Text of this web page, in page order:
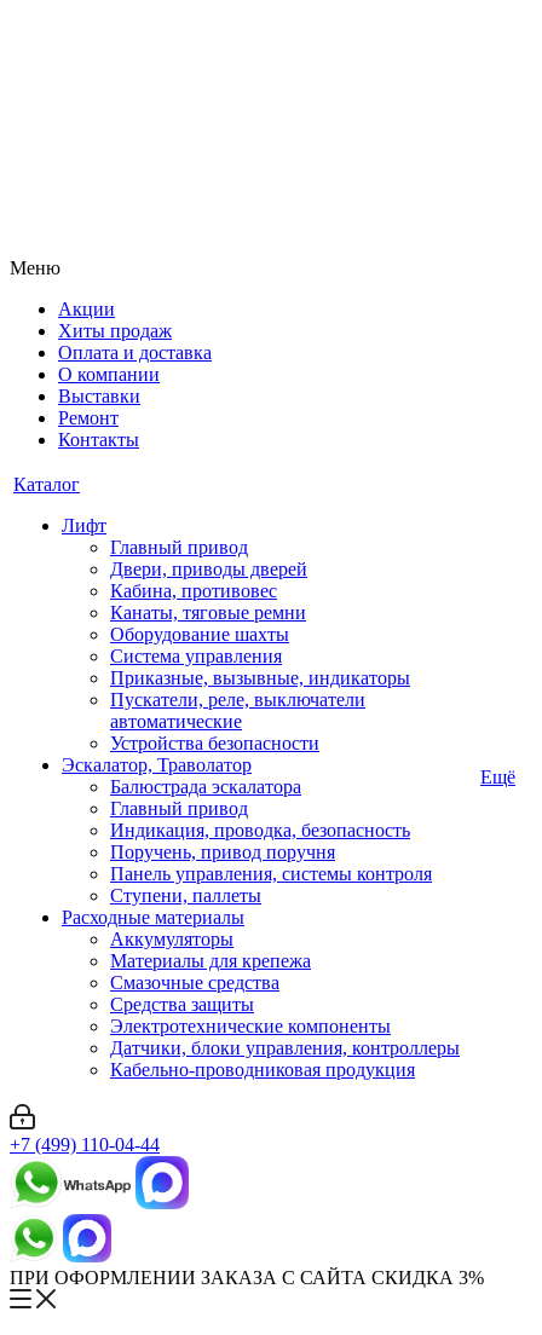
Меню
Акции
Хиты продаж
Оплата и доставка
О компании
Выставки
Ремонт
Контакты
Каталог
Лифт
Главный привод
Двери, приводы дверей
Кабина, противовес
Канаты, тяговые ремни
Оборудование шахты
Система управления
Приказные, вызывные, индикаторы
Пускатели, реле, выключатели
автоматические
Устройства безопасности
Эскалатор, Траволатор
Балюстрада эскалатора
Главный привод
Индикация, проводка, безопасность
Поручень, привод поручня
Панель управления, системы контроля
Ступени, паллеты
Расходные материалы
Аккумуляторы
Материалы для крепежа
Смазочные средства
Средства защиты
Электротехнические компоненты
Датчики, блоки управления, контроллеры
Кабельно-проводниковая продукция
Ещё
+7 (499) 110-04-44
ПРИ ОФОРМЛЕНИИ ЗАКАЗА С САЙТА СКИДКА 3%